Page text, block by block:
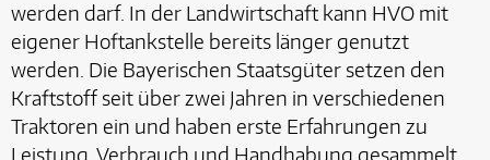
werden darf. In der Landwirtschaft kann HVO mit
eigener Hoftankstelle bereits länger genutzt
werden. Die Bayerischen Staatsgüter setzen den
Kraftstoff seit über zwei Jahren in verschiedenen
Traktoren ein und haben erste Erfahrungen zu
Leistung, Verbrauch und Handhabung gesammelt.…